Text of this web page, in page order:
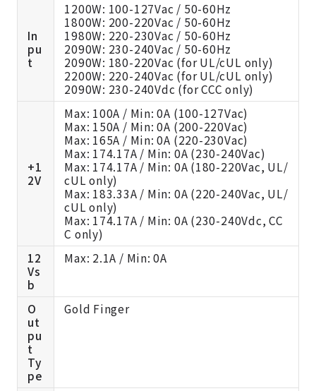
In
pu
t
1200W: 100-127Vac / 50-60Hz
1800W: 200-220Vac / 50-60Hz
1980W: 220-230Vac / 50-60Hz
2090W: 230-240Vac / 50-60Hz
2090W: 180-220Vac (for UL/cUL only)
2200W: 220-240Vac (for UL/cUL only)
2090W: 230-240Vdc (for CCC only)
+1
2V
Max: 100A / Min: 0A (100-127Vac)
Max: 150A / Min: 0A (200-220Vac)
Max: 165A / Min: 0A (220-230Vac)
Max: 174.17A / Min: 0A (230-240Vac)
Max: 174.17A / Min: 0A (180-220Vac, UL/
cUL only)
Max: 183.33A / Min: 0A (220-240Vac, UL/
cUL only)
Max: 174.17A / Min: 0A (230-240Vdc, CC
C only)
12
Vs
b
Max: 2.1A / Min: 0A
O
ut
pu
t
Ty
pe
Gold Finger